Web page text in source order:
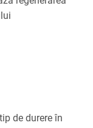
de durere în